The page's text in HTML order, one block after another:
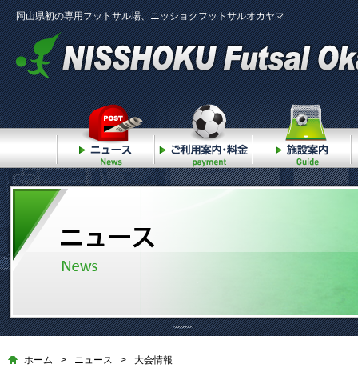
岡山県初の専用フットサル場、ニッショクフットサルオカヤマ
ニュース ご利用案内・料金
ホーム > ニュース > 大会情報